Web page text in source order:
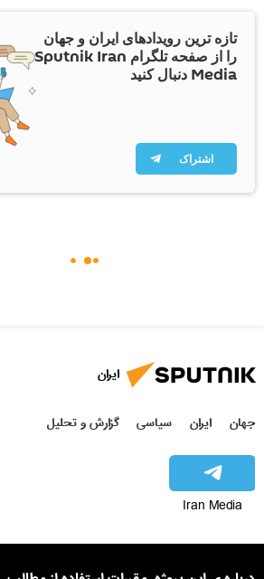
تازه ترین رویدادهای ایران و جهان
را از صفحه تلگرام Sputnik Iran
Media دنبال کنید
اشتراک
ایران
جهان ایران سیاسی گزارش و تحلیل
Iran Media